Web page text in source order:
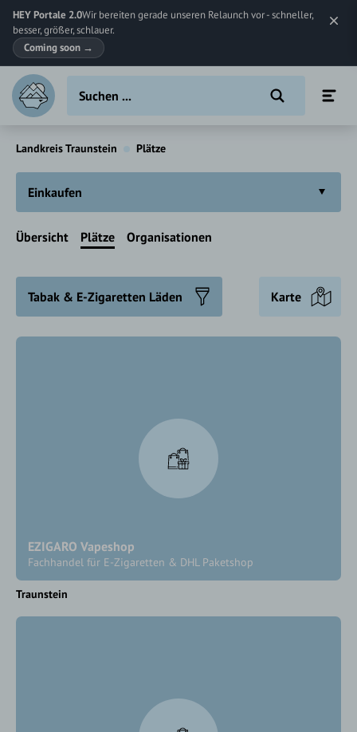
HEY Portale 2.0Wir bereiten gerade unseren Relaunch vor - schneller,
besser, größer, schlauer.
Coming soon →
Landkreis Traunstein Plätze
Einkaufen
Übersicht Plätze Organisationen
Tabak & E-Zigaretten Läden Karte
EZIGARO Vapeshop
Fachhandel für E-Zigaretten & DHL Paketshop
Traunstein